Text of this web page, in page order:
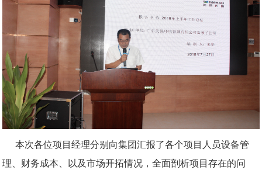
本次各位项目经理分别向集团汇报了各个项目人员设备管
理、财务成本、以及市场开拓情况，全面剖析项目存在的问